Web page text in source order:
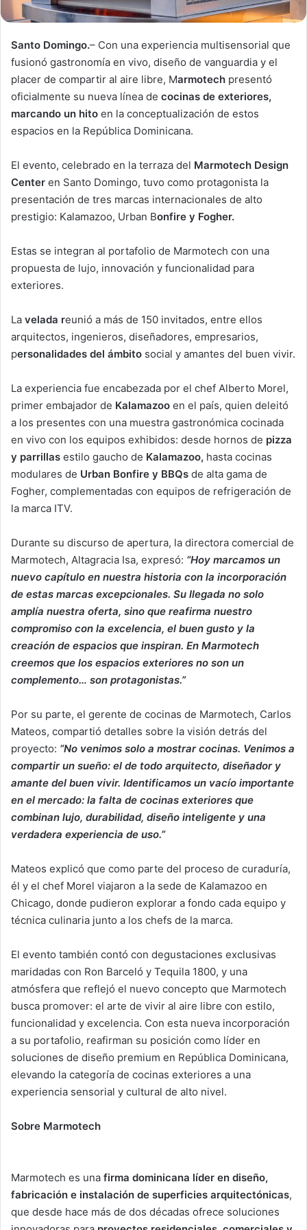
Santo Domingo.– Con una experiencia multisensorial que
fusionó gastronomía en vivo, diseño de vanguardia y el
placer de compartir al aire libre, Marmotech presentó
oficialmente su nueva línea de cocinas de exteriores,
marcando un hito en la conceptualización de estos
espacios en la República Dominicana.
El evento, celebrado en la terraza del Marmotech Design
Center en Santo Domingo, tuvo como protagonista la
presentación de tres marcas internacionales de alto
prestigio: Kalamazoo, Urban Bonfire y Fogher.
Estas se integran al portafolio de Marmotech con una
propuesta de lujo, innovación y funcionalidad para
exteriores.
La velada reunió a más de 150 invitados, entre ellos
arquitectos, ingenieros, diseñadores, empresarios,
personalidades del ámbito social y amantes del buen vivir.
La experiencia fue encabezada por el chef Alberto Morel,
primer embajador de Kalamazoo en el país, quien deleitó
a los presentes con una muestra gastronómica cocinada
en vivo con los equipos exhibidos: desde hornos de pizza
y parrillas estilo gaucho de Kalamazoo, hasta cocinas
modulares de Urban Bonfire y BBQs de alta gama de
Fogher, complementadas con equipos de refrigeración de
la marca ITV.
Durante su discurso de apertura, la directora comercial de
Marmotech, Altagracia Isa, expresó: “Hoy marcamos un
nuevo capítulo en nuestra historia con la incorporación
de estas marcas excepcionales. Su llegada no solo
amplía nuestra oferta, sino que reafirma nuestro
compromiso con la excelencia, el buen gusto y la
creación de espacios que inspiran. En Marmotech
creemos que los espacios exteriores no son un
complemento… son protagonistas.”
Por su parte, el gerente de cocinas de Marmotech, Carlos
Mateos, compartió detalles sobre la visión detrás del
proyecto: “No venimos solo a mostrar cocinas. Venimos a
compartir un sueño: el de todo arquitecto, diseñador y
amante del buen vivir. Identificamos un vacío importante
en el mercado: la falta de cocinas exteriores que
combinan lujo, durabilidad, diseño inteligente y una
verdadera experiencia de uso.”
Mateos explicó que como parte del proceso de curaduría,
él y el chef Morel viajaron a la sede de Kalamazoo en
Chicago, donde pudieron explorar a fondo cada equipo y
técnica culinaria junto a los chefs de la marca.
El evento también contó con degustaciones exclusivas
maridadas con Ron Barceló y Tequila 1800, y una
atmósfera que reflejó el nuevo concepto que Marmotech
busca promover: el arte de vivir al aire libre con estilo,
funcionalidad y excelencia. Con esta nueva incorporación
a su portafolio, reafirman su posición como líder en
soluciones de diseño premium en República Dominicana,
elevando la categoría de cocinas exteriores a una
experiencia sensorial y cultural de alto nivel.
Sobre Marmotech
Marmotech es una firma dominicana líder en diseño,
fabricación e instalación de superficies arquitectónicas,
que desde hace más de dos décadas ofrece soluciones